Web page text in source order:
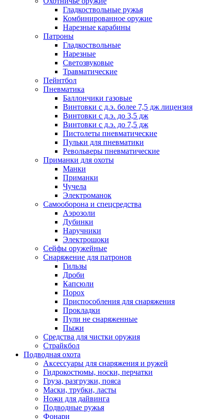
Гладкоствольные ружья
Комбинированное оружие
Нарезные карабины
Патроны
Гладкоствольные
Нарезные
Светозвуковые
Травматические
Пейнтбол
Пневматика
Баллончики газовые
Винтовки с д.э. более 7,5 дж лицензия
Винтовки с д.э. до 3,5 дж
Винтовки с д.э. до 7,5 дж
Пистолеты пневматические
Пульки для пневматики
Револьверы пневматические
Приманки для охоты
Манки
Приманки
Чучела
Электроманок
Самооборона и спецсредства
Аэрозоли
Дубинки
Наручники
Электрошоки
Сейфы оружейные
Снаряжение для патронов
Гильзы
Дроби
Капсюли
Порох
Приспособления для снаряжения
Прокладки
Пули не снаряженные
Пыжи
Средства для чистки оружия
Страйкбол
Подводная охота
Аксессуары для снаряжения и ружей
Гидрокостюмы, носки, перчатки
Груза, разгрузки, пояса
Маски, трубки, ласты
Ножи для дайвинга
Подводные ружья
Фонари